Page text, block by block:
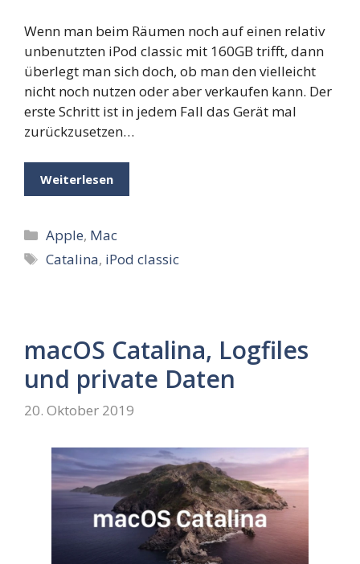
Wenn man beim Räumen noch auf einen relativ
unbenutzten iPod classic mit 160GB trifft, dann
überlegt man sich doch, ob man den vielleicht
nicht noch nutzen oder aber verkaufen kann. Der
erste Schritt ist in jedem Fall das Gerät mal
zurückzusetzen…
Weiterlesen
Kategorien
Apple, Mac
Schlagwörter
Catalina, iPod classic
macOS Catalina, Logfiles
und private Daten
20. Oktober 2019